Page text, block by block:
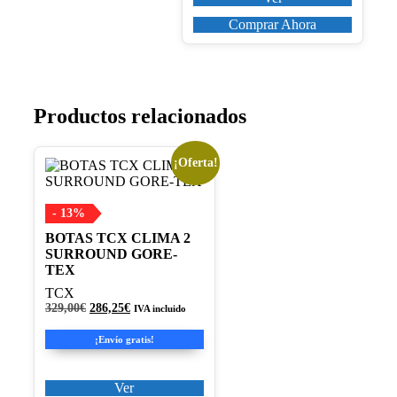
Comprar Ahora
Productos relacionados
¡Oferta!
- 13%
BOTAS TCX CLIMA 2
SURROUND GORE-
TEX
TCX
329,00€ El
original
era:
286,25€El
actual
es:
IVA incluido
¡Envío gratis!
Ver
Este
producto
múltiples
variantes.
Las
opciones
se
pueden
elegir
página